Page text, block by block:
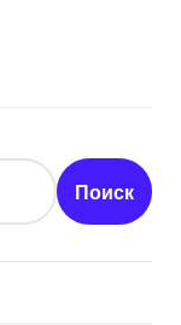
Поиск